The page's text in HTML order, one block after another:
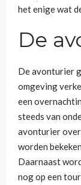
het enige wat
De
De avonturier
omgeving
een
steeds van
avonturier
worden
Daarnaast
nog op een